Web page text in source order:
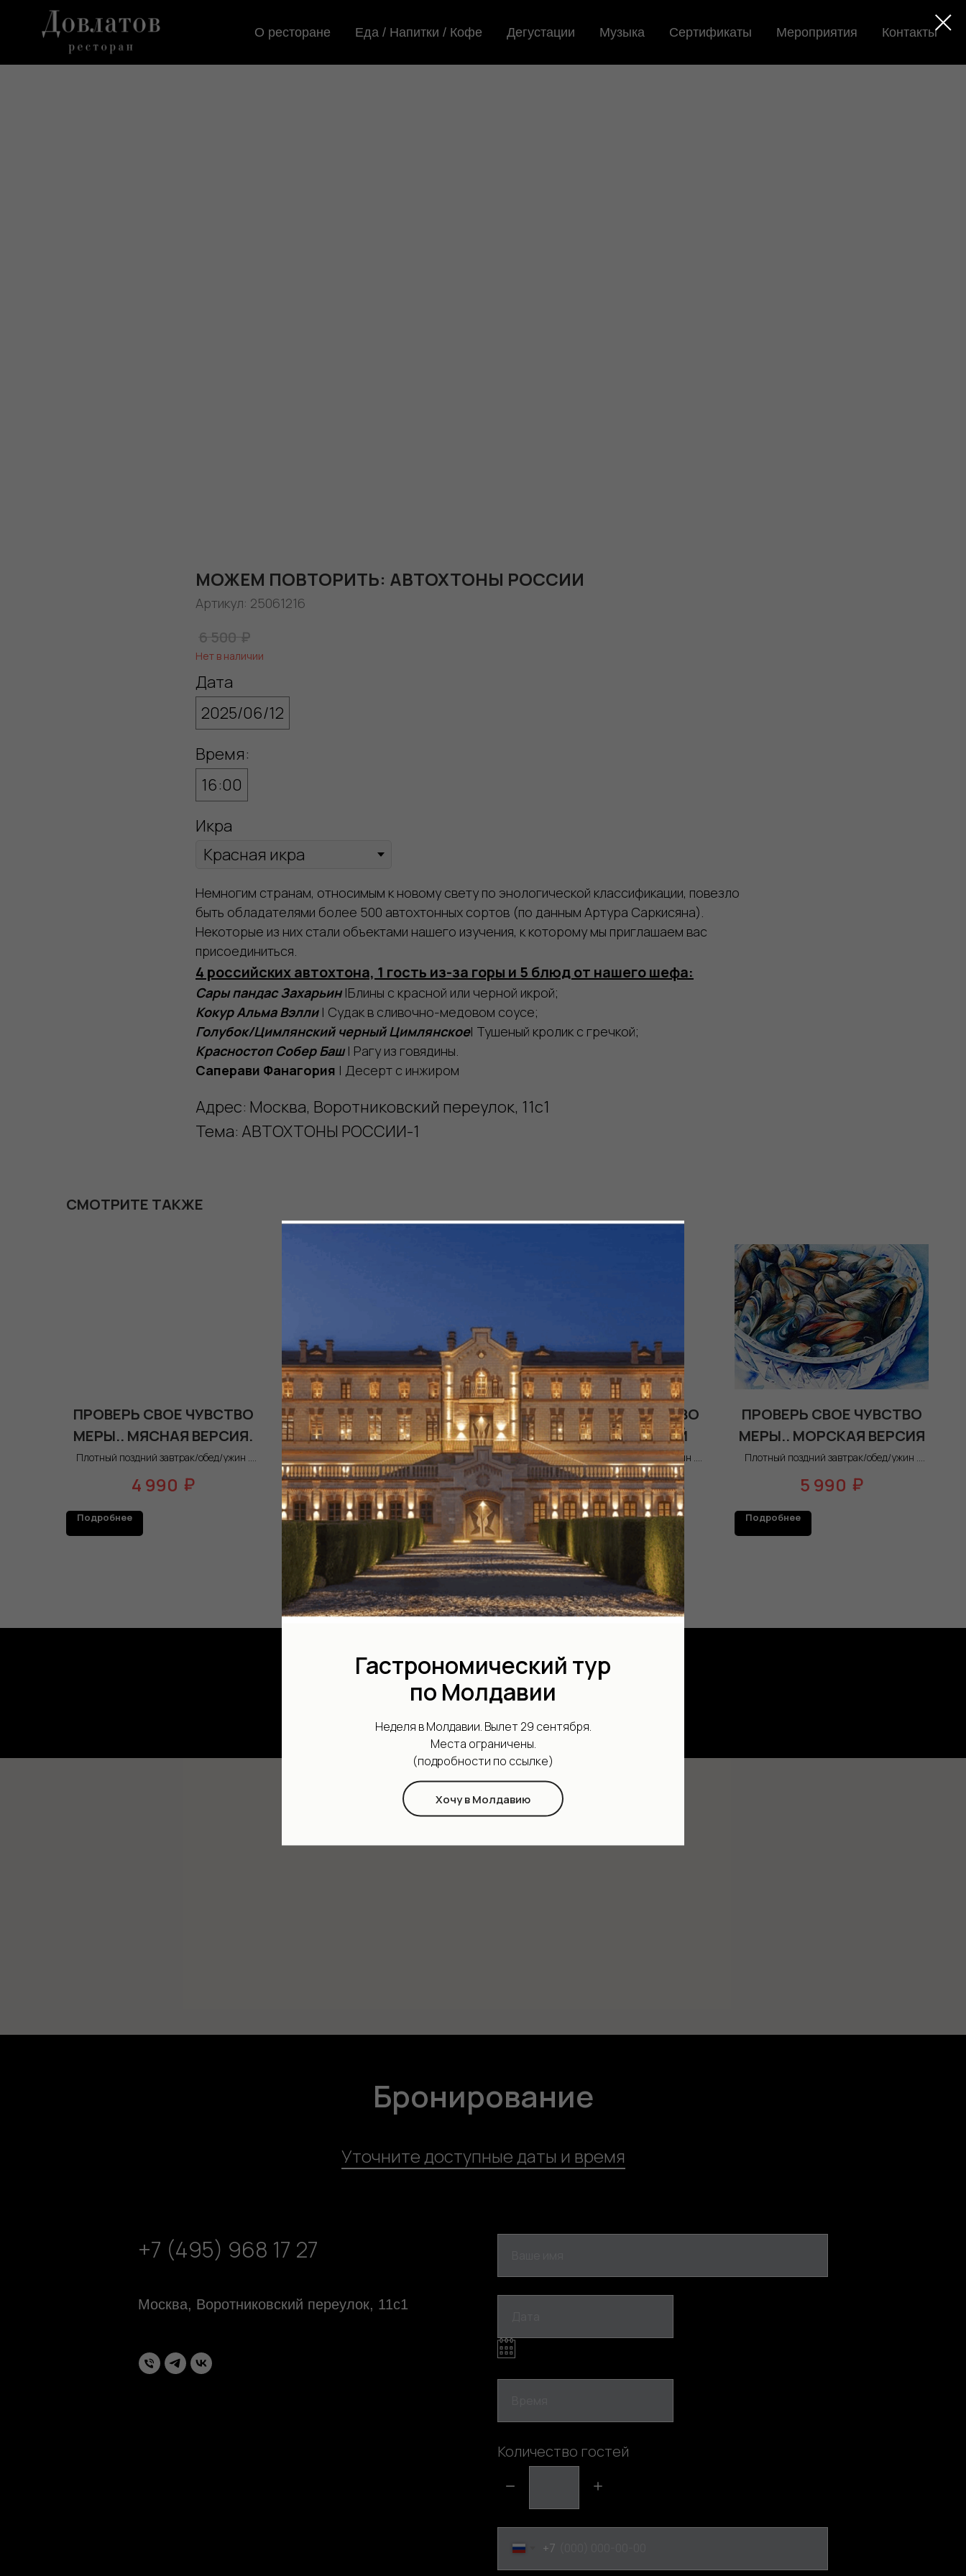
О ресторане Еда / Напитки / Кофе Дегустации Музыка Сертификаты Мероприятия Контакты
Гастрономический тур
по Молдавии
Неделя в Молдавии. Вылет 29 сентября.
Места ограничены.
(подробности по ссылке)
Хочу в Молдавию
МОЖЕМ ПОВТОРИТЬ: АВТОХТОНЫ РОССИИ
Артикул: 25061216
6 500 ₽
Нет в наличии
Дата
2025/06/12
Время:
16:00
Икра
Немногим странам, относимым к новому свету по энологической классификации, повезло
быть обладателями более 500 автохтонных сортов (по данным Артура Саркисяна).
Некоторые из них стали объектами нашего изучения, к которому мы приглашаем вас
присоединиться.
4 российских автохтона, 1 гость из-за горы и 5 блюд от нашего шефа:
Сары пандас Захарьин |Блины с красной или черной икрой;
Кокур Альма Вэлли| Судак в сливочно-медовом соусе;
Голубок/Цимлянский черный Цимлянское| Тушеный кролик с гречкой;
Красностоп Собер Баш| Рагу из говядины.
Саперави Фанагория | Десерт с инжиром
Адрес: Москва, Воротниковский переулок, 11с1
Тема: АВТОХТОНЫ РОССИИ-1
СМОТРИТЕ ТАКЖЕ
ПРОВЕРЬ СВОЕ ЧУВСТВО
МЕРЫ.. МЯСНАЯ ВЕРСИЯ.
Плотный поздний завтрак/обед/ужин .
Ежедневно с 14:00 до 22:00 наш шеф
подаст вам горячее, все объяснит и
расскажет. Сет рассчитан на 2 часа.
4 990 ₽
Подробнее
ПРОВЕРЬ СВОЕ ЧУВСТВО
МЕРЫ.. ПТИЧИЙ РЫНОК
Плотный поздний завтрак/обед/ужин .
Ежедневно с 14:00 до 22:00 наш шеф
подаст вам горячее, все объяснит и
расскажет. Сет рассчитан на 2 часа.
4 500 ₽
Подробнее
ПРОВЕРЬ СВОЕ ЧУВСТВО
МЕРЫ.. ИГРА С ИКРОЙ
Плотный поздний завтрак/обед/ужин .
Ежедневно с 14:00 до 22:00 наш шеф
подаст вам горячее, все объяснит и
расскажет. Сет рассчитан на 2 персоны
21 900 ₽
Подробнее
ПРОВЕРЬ СВОЕ ЧУВСТВО
МЕРЫ.. МОРСКАЯ ВЕРСИЯ
Плотный поздний завтрак/обед/ужин .
Ежедневно с 14:00 до 22:00 наш шеф
подаст вам горячее, все объяснит и
расскажет. Сет рассчитан на 2 часа.
5 990 ₽
Подробнее
Наши контакты
Бронирование
Уточните доступные даты и время
+7 (495) 968 17 27
Москва, Воротниковский переулок, 11с1
Количество гостей
+7